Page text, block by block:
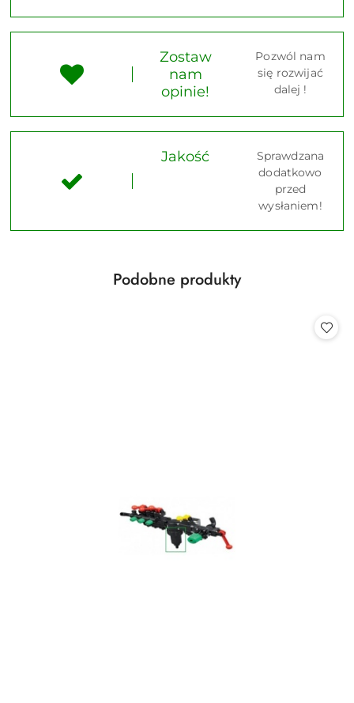
Zostaw
nam
opinie!
Pozwól nam
się rozwijać
dalej !
Jakość
Sprawdzana
dodatkowo
przed
wysłaniem!
Pomiń karuzelę produktów
Produkty
Podobne produkty